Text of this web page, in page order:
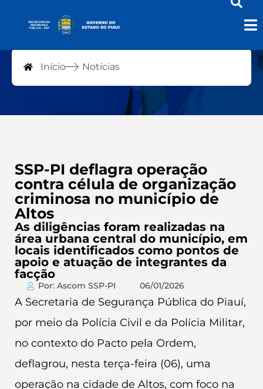
Notícias
Início Notícias
SSP-PI deflagra operação
contra célula de organização
criminosa no município de
Altos
As diligências foram realizadas na
área urbana central do município, em
locais identificados como pontos de
apoio e atuação de integrantes da
facção
Por: Ascom SSP-PI 06/01/2026
A Secretaria de Segurança Pública do Piauí,
por meio da Polícia Civil e da Polícia Militar,
no contexto do Pacto pela Ordem,
deflagrou, nesta terça-feira (06), uma
operação na cidade de Altos, com foco na